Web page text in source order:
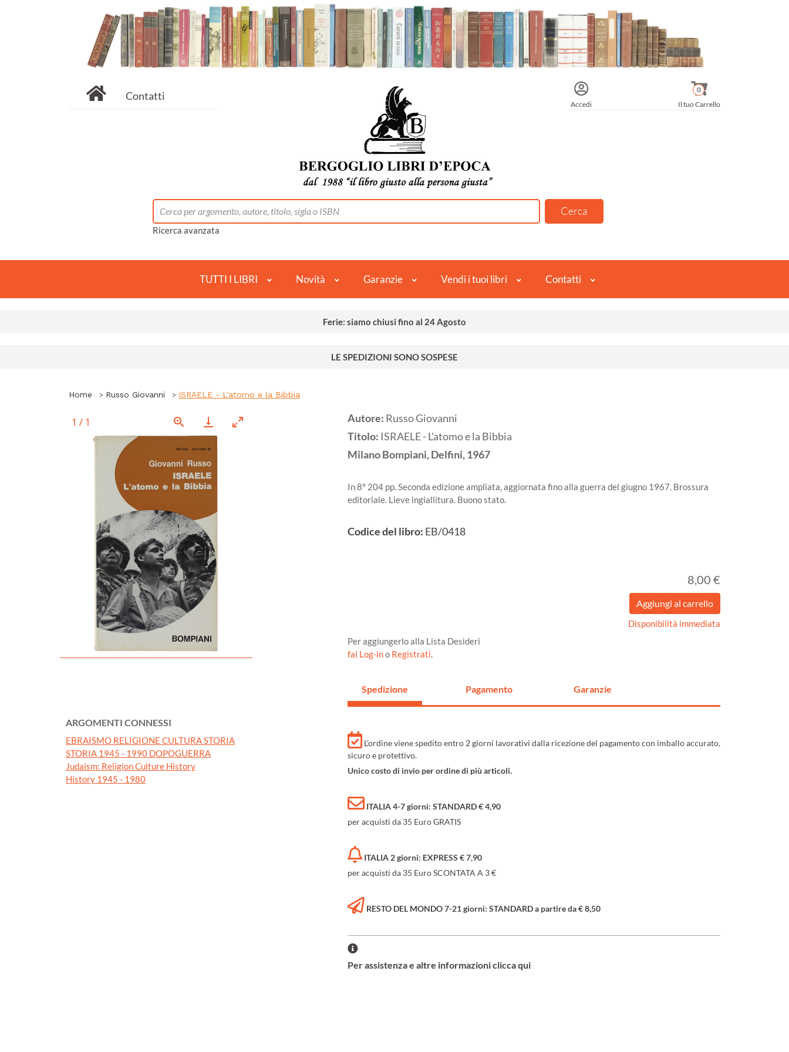
Contatti
Accedi Il tuo Carrello
0
Ricerca avanzata
TUTTI I LIBRI Novità Garanzie Vendi i tuoi libri Contatti
Ferie: siamo chiusi fino al 24 Agosto
LE SPEDIZIONI SONO SOSPESE
Home Russo Giovanni ISRAELE - L'atomo e la Bibbia
1 / 1
ARGOMENTI CONNESSI
EBRAISMO RELIGIONE CULTURA STORIA
STORIA 1945 - 1990 DOPOGUERRA
Judaism: Religion Culture History
History 1945 - 1980
Autore: Russo Giovanni
Titolo: ISRAELE - L'atomo e la Bibbia
MilanoBompiani, Delfini,1967
In 8° 204 pp. Seconda edizione ampliata, aggiornata fino alla guerra del giugno 1967. Brossura
editoriale. Lieve ingiallitura. Buono stato.
Codice del libro: EB/0418
8,00 €
Disponibilità immediata
Per aggiungerlo alla Lista Desideri
fai Log-ino Registrati.
Spedizione Pagamento Garanzie
L'ordine viene spedito entro 2 giorni lavorativi dalla ricezione del pagamento con imballo accurato,
sicuro e protettivo.
Unico costo di invio per ordine di più articoli.
ITALIA 4-7 giorni: STANDARD € 4,90
per acquisti da 35 Euro GRATIS
ITALIA 2 giorni: EXPRESS € 7,90
per acquisti da 35 Euro SCONTATA A 3 €
RESTO DEL MONDO 7-21 giorni: STANDARD a partire da € 8,50
Per assistenza e altre informazioni clicca qui